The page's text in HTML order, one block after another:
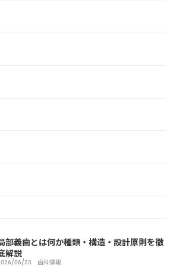
部義歯とは何か種類・構造・設計原則を徹
解説
06/23 歯科情報